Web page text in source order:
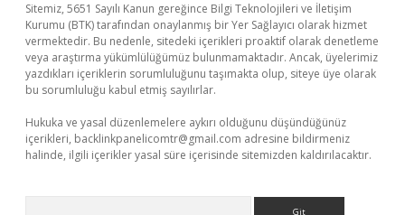
Sitemiz, 5651 Sayılı Kanun gereğince Bilgi Teknolojileri ve İletişim
Kurumu (BTK) tarafından onaylanmış bir Yer Sağlayıcı olarak hizmet
vermektedir. Bu nedenle, sitedeki içerikleri proaktif olarak denetleme
veya araştırma yükümlülüğümüz bulunmamaktadır. Ancak, üyelerimiz
yazdıkları içeriklerin sorumluluğunu taşımakta olup, siteye üye olarak
bu sorumluluğu kabul etmiş sayılırlar.
Hukuka ve yasal düzenlemelere aykırı olduğunu düşündüğünüz
içerikleri, backlinkpanelicomtr@gmail.com adresine bildirmeniz
halinde, ilgili içerikler yasal süre içerisinde sitemizden kaldırılacaktır.